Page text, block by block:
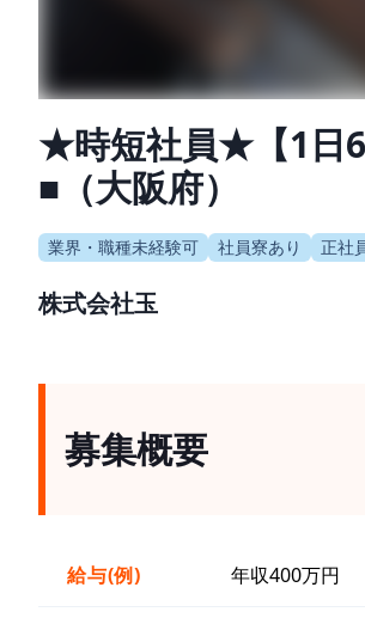
★時短社員★【1日6
■（大阪府）
業界・職種未経験可 社員寮あり 正社
株式会社玉
募集概要
給与(例) 年収400万円